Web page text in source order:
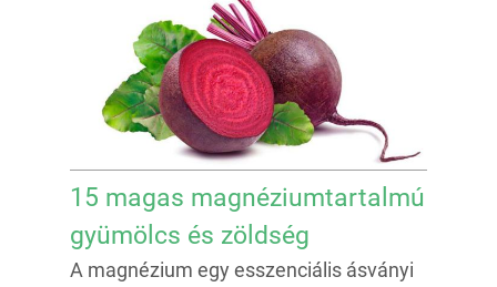
15 magas magnéziumtartalmú
gyümölcs és zöldség
A magnézium egy esszenciális ásványi